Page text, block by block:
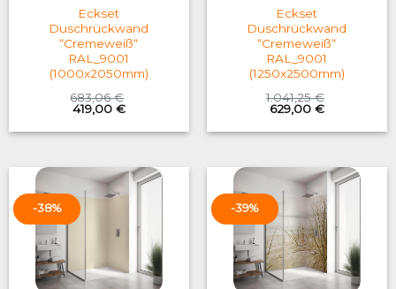
Eckset
Duschrückwand
“Cremeweiß“
RAL_9001
(1000x2050mm)
683,06€
Original
price
was:
419,00 €Current
is:
Eckset
Duschrückwand
“Cremeweiß“
RAL_9001
(1250x2500mm)
1.041,25€
Original
price
was:
629,00 €Current
is:
-38% -39%